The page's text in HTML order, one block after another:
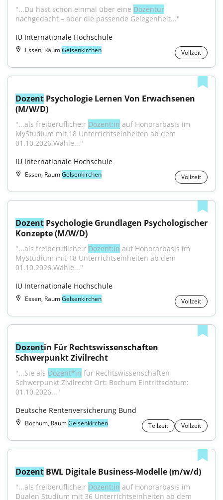
"...Du hast schon einmal über eine Dozentur
nachgedacht – aber die passende Gelegenheit..."
IU Internationale Hochschule
Essen, RaumGelsenkirchen Vollzeit
Dozent Psychologie Lernen Von Erwachsenen
(M/W/D)
"...als freiberufliche:r Dozent:in auf Honorarbasis im
MyStudium mit 18 Unterrichtseinheiten ab dem
01.10.2026.Wähle..."
IU Internationale Hochschule
Essen, RaumGelsenkirchen Vollzeit
Dozent Psychologie Grundlagen Psychologischer
Konzepte (M/W/D)
"...als freiberufliche:r Dozent:in auf Honorarbasis im
MyStudium mit 18 Unterrichtseinheiten ab dem
01.10.2026.Wähle..."
IU Internationale Hochschule
Essen, RaumGelsenkirchen Vollzeit
Dozentin Für Rechtswissenschaften
Schwerpunkt Zivilrecht
"...Sie als Dozent*in für Rechtswissenschaften
Schwerpunkt Zivilrecht Ort: Bochum Eintrittsdatum:
01.10.2026..."
Deutsche Rentenversicherung Bund
Bochum, RaumGelsenkirchen Teilzeit Vollzeit
Dozent BWL Digitale Business-Modelle (m/w/d)
"...als freiberufliche:r Dozent:in auf Honorarbasis im
Dualen Studium mit 36 Unterrichtseinheiten ab dem